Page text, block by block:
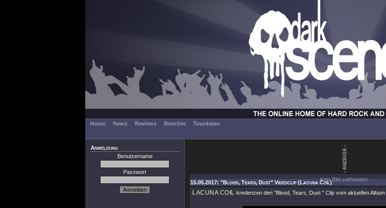
Home News Reviews Berichte
Tourdaten
Anmeldung
Benutzername
Passwort
Kein Bild vorhanden.
15.05.2017: "Blood, Tears, Dust" Videoclip (Lacuna Coil)
LACUNA COIL kredenzen den "Blood, Tears, Dust "Clip vom aktuellen Album